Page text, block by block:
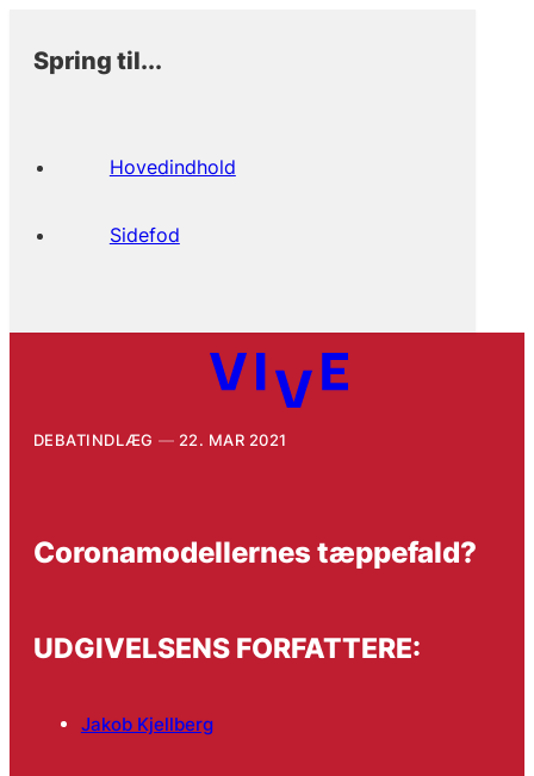
Spring til...
Hovedindhold
Sidefod
DEBATINDLÆG 22. MAR 2021
Coronamodellernes tæppefald?
UDGIVELSENS FORFATTERE:
Jakob Kjellberg